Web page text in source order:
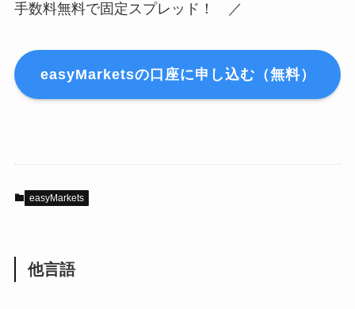
手数料無料で固定スプレッド！ ／
easyMarketsの口座に申し込む（無料）
easyMarkets
他言語